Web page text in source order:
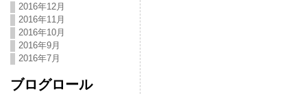
2016年12月
2016年11月
2016年10月
2016年9月
2016年7月
ブログロール